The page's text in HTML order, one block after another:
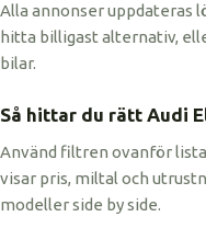
Alla annonser uppdateras
hitta billigast alternativ,
bilar.
Så hittar du rätt Audi
Använd filtren ovanför
visar pris, miltal och
modeller side by side.